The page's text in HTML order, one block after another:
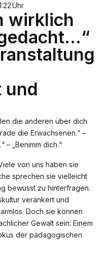
Uhr
wirklich
und
die anderen über dich
die Erwachsenen.“ –
– „Benimm dich.“
von uns haben sie
sprechen sie vielleicht
bewusst zu hinterfragen.
verankert und
Doch sie können
Gewalt sein: Einem
der pädagogischen